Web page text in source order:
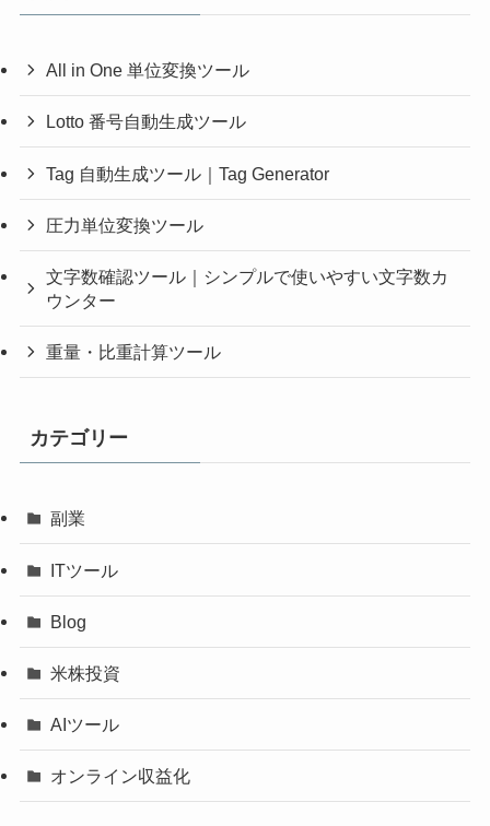
All in One 単位変換ツール
Lotto 番号自動生成ツール
Tag 自動生成ツール｜Tag Generator
圧力単位変換ツール
文字数確認ツール｜シンプルで使いやすい文字数カ
ウンター
重量・比重計算ツール
カテゴリー
副業
ITツール
Blog
米株投資
AIツール
オンライン収益化